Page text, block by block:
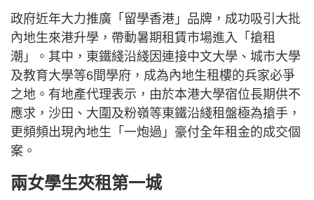
政府近年大力推廣「留學香港」品牌，成功吸引大批
內地生來港升學，帶動暑期租賃市場進入「搶租
潮」。其中，東鐵綫沿綫因連接中文大學、城市大學
及教育大學等6間學府，成為內地生租樓的兵家必爭
之地。有地產代理表示，由於本港大學宿位長期供不
應求，沙田、大圍及粉嶺等東鐵沿綫租盤極為搶手，
更頻頻出現內地生「一炮過」豪付全年租金的成交個
案。
兩女學生夾租第一城